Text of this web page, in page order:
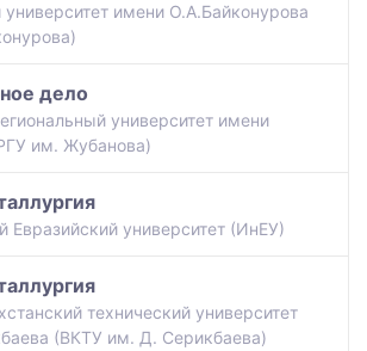
университет имени О.А.Байконурова
дело
университет имени
им. Жубанова)
Евразийский университет (ИнЕУ)
технический университет
(ВКТУ им. Д. Серикбаева)